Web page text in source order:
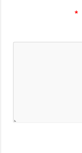
*